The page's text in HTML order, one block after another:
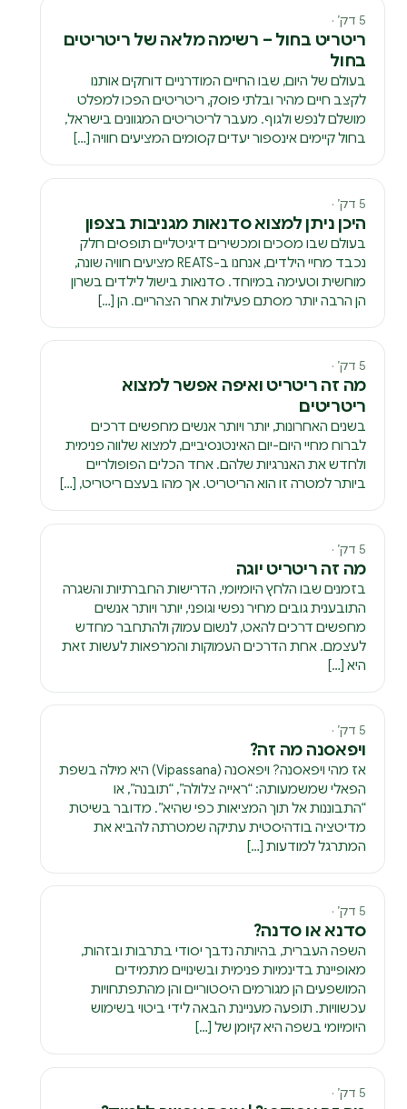
5 דק׳ ·
ריטריט בחול – רשימה מלאה של ריטריטים
בחול
בעולם של היום, שבו החיים המודרניים דוחקים אותנו
לקצב חיים מהיר ובלתי פוסק, ריטריטים הפכו למפלט
מושלם לנפש ולגוף. מעבר לריטריטים המגוונים בישראל,
בחול קיימים אינספור יעדים קסומים המציעים חוויה […]
5 דק׳ ·
היכן ניתן למצוא סדנאות מגניבות בצפון
בעולם שבו מסכים ומכשירים דיגיטליים תופסים חלק
נכבד מחיי הילדים, אנחנו ב-REATS מציעים חוויה שונה,
מוחשית וטעימה במיוחד. סדנאות בישול לילדים בשרון
הן הרבה יותר מסתם פעילות אחר הצהריים. הן […]
5 דק׳ ·
מה זה ריטריט ואיפה אפשר למצוא
ריטריטים
בשנים האחרונות, יותר ויותר אנשים מחפשים דרכים
לברוח מחיי היום-יום האינטנסיביים, למצוא שלווה פנימית
ולחדש את האנרגיות שלהם. אחד הכלים הפופולריים
ביותר למטרה זו הוא הריטריט. אך מהו בעצם ריטריט, […]
5 דק׳ ·
מה זה ריטריט יוגה
בזמנים שבו הלחץ היומיומי, הדרישות החברתיות והשגרה
התובענית גובים מחיר נפשי וגופני, יותר ויותר אנשים
מחפשים דרכים להאט, לנשום עמוק ולהתחבר מחדש
לעצמם. אחת הדרכים העמוקות והמרפאות לעשות זאת
היא […]
5 דק׳ ·
ויפאסנה מה זה?
אז מהי ויפאסנה? ויפאסנה (Vipassana) היא מילה בשפת
הפאלי שמשמעותה: “ראייה צלולה”, “תובנה”, או
“התבוננות אל תוך המציאות כפי שהיא”. מדובר בשיטת
מדיטציה בודהיסטית עתיקה שמטרתה להביא את
המתרגל למודעות […]
5 דק׳ ·
סדנא או סדנה?
השפה העברית, בהיותה נדבך יסודי בתרבות ובזהות,
מאופיינת בדינמיות פנימית ובשינויים מתמידים
המושפעים הן מגורמים היסטוריים והן מהתפתחויות
עכשוויות. תופעה מעניינת הבאה לידי ביטוי בשימוש
היומיומי בשפה היא קיומן של […]
5 דק׳ ·